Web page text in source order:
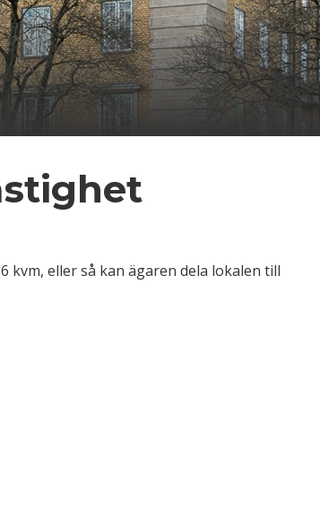
kvm, eller så kan ägaren dela lokalen till